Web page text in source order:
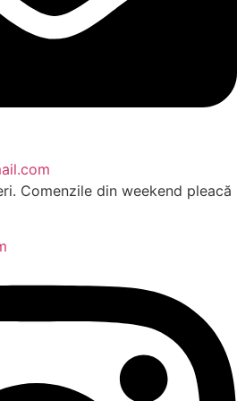
Comenzile din weekend pleacă